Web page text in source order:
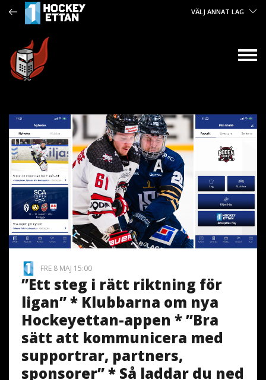
VÄLJ ANNAT LAG
FRE 8 MAJ 15:00
”Ett steg i rätt riktning för
ligan” * Klubbarna om nya
Hockeyettan-appen * ”Bra
sätt att kommunicera med
supportrar, partners,
sponsorer” * Så laddar du ned